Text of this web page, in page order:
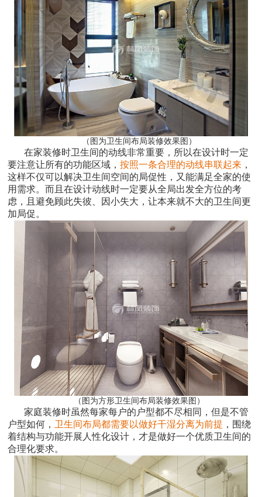
（图为卫生间布局装修效果图）
在家装修时卫生间的动线非常重要，所以在设计时一定
要注意让所有的功能区域，按照一条合理的动线串联起来 ，
这样不仅可以解决卫生间空间的局促性，又能满足全家的使
用需求。而且在设计动线时一定要从全局出发全方位的考
虑，且避免顾此失彼、因小失大，让本来就不大的卫生间更
加局促。
（图为方形卫生间布局装修效果图）
家庭装修时虽然每家每户的户型都不尽相同，但是不管
户型如何， 卫生间布局都需要以做好干湿分离为前提 ，围绕
着结构与功能开展人性化设计，才是做好一个优质卫生间的
合理化要求。